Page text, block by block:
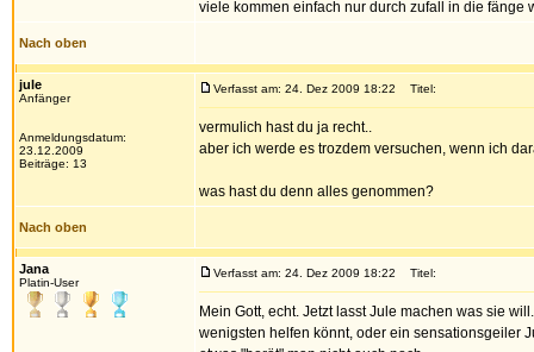
viele kommen einfach nur durch zufall in die
Nach oben
jule
Anfänger
Anmeldungsdatum:
23.12.2009
Beiträge: 13
Verfasst am: 24. Dez 2009 18:22 Titel:
vermulich hast du ja recht..
aber ich werde es trozdem versuchen, wenn ich
was hast du denn alles genommen?
Nach oben
Jana
Platin-User
Verfasst am: 24. Dez 2009 18:22 Titel:
Mein Gott, echt. Jetzt lasst Jule machen was sie
wenigsten helfen könnt, oder ein sensationsgeiler